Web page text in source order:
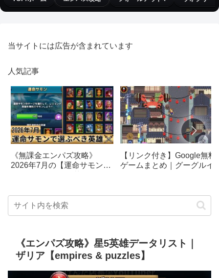
当サイトには広告が含まれています
人気記事
《無課金エンパズ攻略》
2026年7月の【運命サモン】
【リンク付き】Google無料
ゲームまとめ｜グーグルイ
クetc…
《エンパズ攻略》星5英雄データリスト｜
ザリア【empires & puzzles】